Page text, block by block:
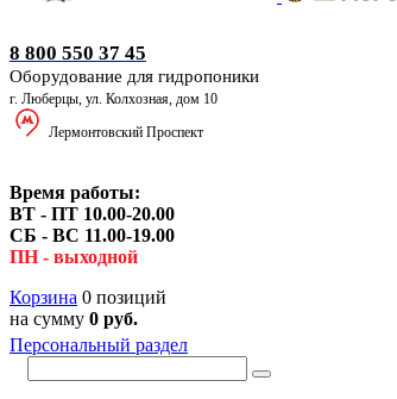
8 800 550 37 45
Оборудование для гидропоники
г. Люберцы, ул. Колхозная, дом 10
Лермонтовский Проспект
Время работы:
ВТ - ПТ 10.00-20.00
СБ - ВС 11.00-19.00
ПН - выходной
Корзина 0 позиций
на сумму 0 руб.
Персональный раздел